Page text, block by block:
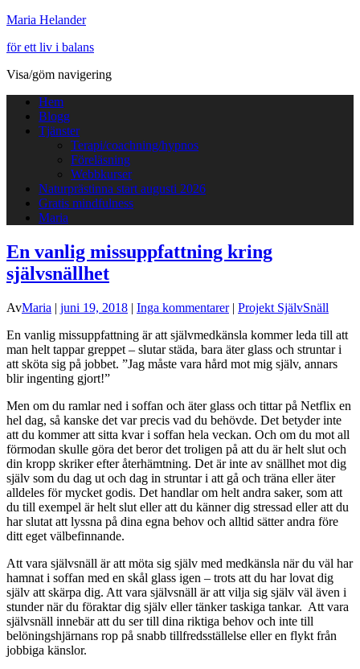
Maria Helander
för ett liv i balans
Visa/göm navigering
Hem
Blogg
Tjänster
Terapi/coachning/hypnos
Föreläsning
Webbkurser
Naturprästinna start augusti 2026
Gratis mindfulness
Maria
En vanlig missuppfattning kring
självsnällhet
AvMaria | juni 19, 2018 | Inga kommentarer| Projekt SjälvSnäll
En vanlig missuppfattning är att självmedkänsla kommer leda till att
man helt tappar greppet – slutar städa, bara äter glass och struntar i
att sköta sig på jobbet. ”Jag måste vara hård mot mig själv, annars
blir ingenting gjort!”
Men om du ramlar ned i soffan och äter glass och tittar på Netflix en
hel dag, så kanske det var precis vad du behövde. Det betyder inte
att du kommer att sitta kvar i soffan hela veckan. Och om du mot all
förmodan skulle göra det beror det troligen på att du är helt slut och
din kropp skriker efter återhämtning. Det är inte av snällhet mot dig
själv som du dag ut och dag in struntar i att gå och träna eller äter
alldeles för mycket godis. Det handlar om helt andra saker, som att
du till exempel är helt slut eller att du känner dig stressad eller att du
har slutat att lyssna på dina egna behov och alltid sätter andra före
ditt eget välbefinnande.
Att vara självsnäll är att möta sig själv med medkänsla när du väl har
hamnat i soffan med en skål glass igen – trots att du har lovat dig
själv att skärpa dig. Att vara självsnäll är att vilja sig själv väl även i
stunder när du föraktar dig själv eller tänker taskiga tankar. Att vara
självsnäll innebär att du ser till dina riktiga behov och inte till
belöningshjärnans rop på snabb tillfredsställelse eller en flykt från
jobbiga känslor.